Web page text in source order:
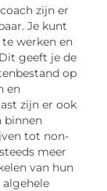
zijn er
Je kunt
werken en
geeft je de
op
en
zijn er ook
binnen
tot non-
meer
van hun
algehele